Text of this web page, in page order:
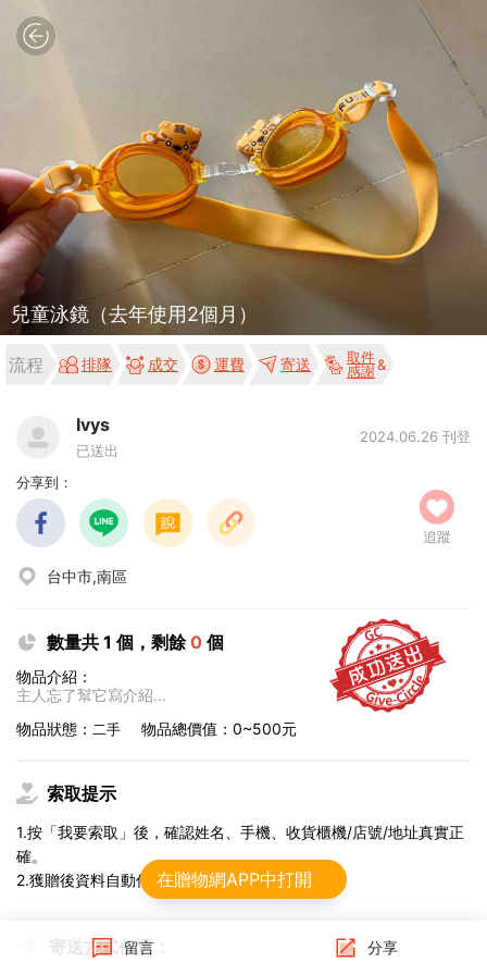
兒童泳鏡（去年使用2個月）
流程 排隊 成交 運費 寄送
取件
感謝
Ivys
已送出
2024.06.26 刊登
分享到：
追蹤
台中市,南區
數量共 1 個，剩餘0 個
物品介紹：
主人忘了幫它寫介紹...
物品狀態： 二手 物品總價值：0~500元
索取提示
1.按「我要索取」後，確認姓名、手機、收貨櫃機/店號/地址真實正
確。
2.獲贈後資料自動傳給物流，不可修改。
寄送方式任選：
留言 分享
在贈物網APP中打開